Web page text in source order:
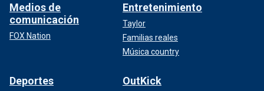
Medios de
comunicación
FOX Nation
Entretenimiento
Taylor
Familias reales
Música country
Deportes OutKick